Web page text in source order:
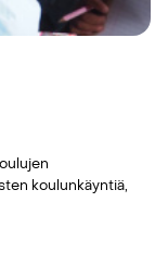
koulunkäyntiä,